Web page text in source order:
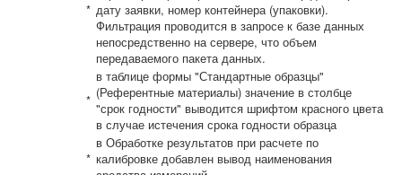
* дату заявки, номер контейнера (упаковки).
Фильтрация проводится в запросе к базе данных
непосредственно на сервере, что объем
передаваемого пакета данных.
*
в таблице формы "Стандартные образцы"
(Референтные материалы) значение в столбце
"срок годности" выводится шрифтом красного цвета
в случае истечения срока годности образца
*
в Обработке результатов при расчете по
калибровке добавлен вывод наименования